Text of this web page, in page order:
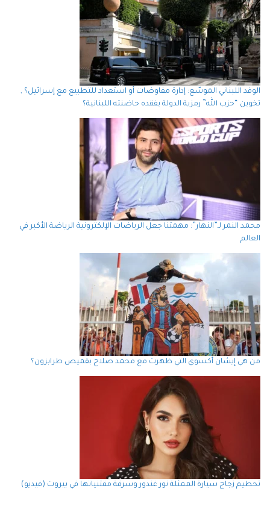
الوفد اللبناني الموسّع: إدارة مفاوضات أو استعداد للتطبيع مع إسرائيل؟ ,
تخوين “حزب الله” رمزية الدولة يفقده حاضنته اللبنانية؟
محمد النمر لـ”النهار”: مهمتنا جعل الرياضات الإلكترونية الرياضة الأكبر في
العالم
من هي إيشان أكسوي التي ظهرت مع محمد صلاح بقميص طرابزون؟
تحطيم زجاج سيارة الممثلة نور غندور وسرقة مقتنياتها في بيروت (فيديو)